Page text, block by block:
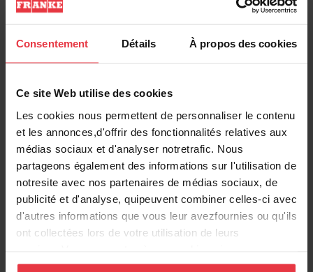
Consentement Détails À propos des cookies
Ce site Web utilise des cookies
Les cookies nous permettent de personnaliser le contenu
et les annonces,d'offrir des fonctionnalités relatives aux
médias sociaux et d'analyser notretrafic. Nous
partageons également des informations sur l'utilisation de
notresite avec nos partenaires de médias sociaux, de
publicité et d'analyse, quipeuvent combiner celles-ci avec
d'autres informations que vous leur avezfournies ou qu'ils
ont collectées lors de votre utilisation de leurs
continuez à utiliser notre site Web.
Information produit
EAN/UPC 7612980235513
Sous-catégorie Crépine-panier